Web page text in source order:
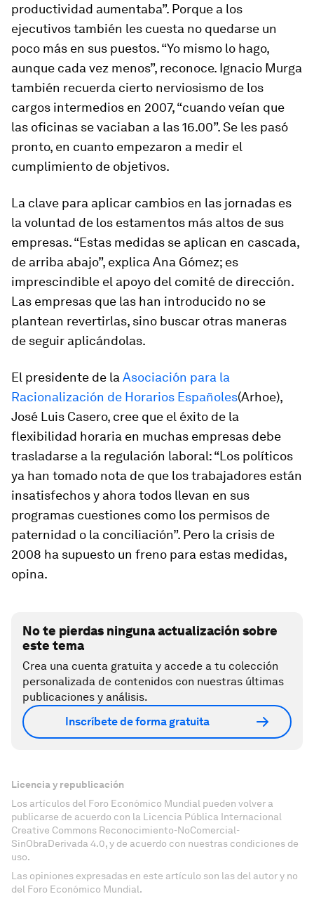
productividad aumentaba”. Porque a los
ejecutivos también les cuesta no quedarse un
poco más en sus puestos. “Yo mismo lo hago,
aunque cada vez menos”, reconoce. Ignacio Murga
también recuerda cierto nerviosismo de los
cargos intermedios en 2007, “cuando veían que
las oficinas se vaciaban a las 16.00”. Se les pasó
pronto, en cuanto empezaron a medir el
cumplimiento de objetivos.
La clave para aplicar cambios en las jornadas es
la voluntad de los estamentos más altos de sus
empresas. “Estas medidas se aplican en cascada,
de arriba abajo”, explica Ana Gómez; es
imprescindible el apoyo del comité de dirección.
Las empresas que las han introducido no se
plantean revertirlas, sino buscar otras maneras
de seguir aplicándolas.
El presidente de la Asociación para la
Racionalización de Horarios Españoles(Arhoe),
José Luis Casero, cree que el éxito de la
flexibilidad horaria en muchas empresas debe
trasladarse a la regulación laboral: “Los políticos
ya han tomado nota de que los trabajadores están
insatisfechos y ahora todos llevan en sus
programas cuestiones como los permisos de
paternidad o la conciliación”. Pero la crisis de
2008 ha supuesto un freno para estas medidas,
opina.
No te pierdas ninguna actualización sobre
este tema
Crea una cuenta gratuita y accede a tu colección
personalizada de contenidos con nuestras últimas
publicaciones y análisis.
Inscríbete de forma gratuita
Licencia y republicación
Los artículos del Foro Económico Mundial pueden volver a
publicarse de acuerdo con la Licencia Pública Internacional
Creative Commons Reconocimiento-NoComercial-
SinObraDerivada 4.0, y de acuerdo con nuestras condiciones de
uso.
Las opiniones expresadas en este artículo son las del autor y no
del Foro Económico Mundial.